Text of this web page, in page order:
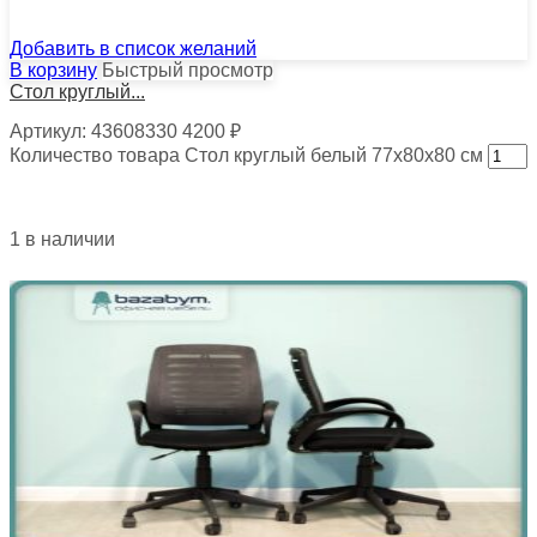
Добавить в список желаний
В корзину Быстрый просмотр
Стол круглый...
Артикул: 43608330 4200 ₽
Количество товара Стол круглый белый 77х80х80 см
1 в наличии